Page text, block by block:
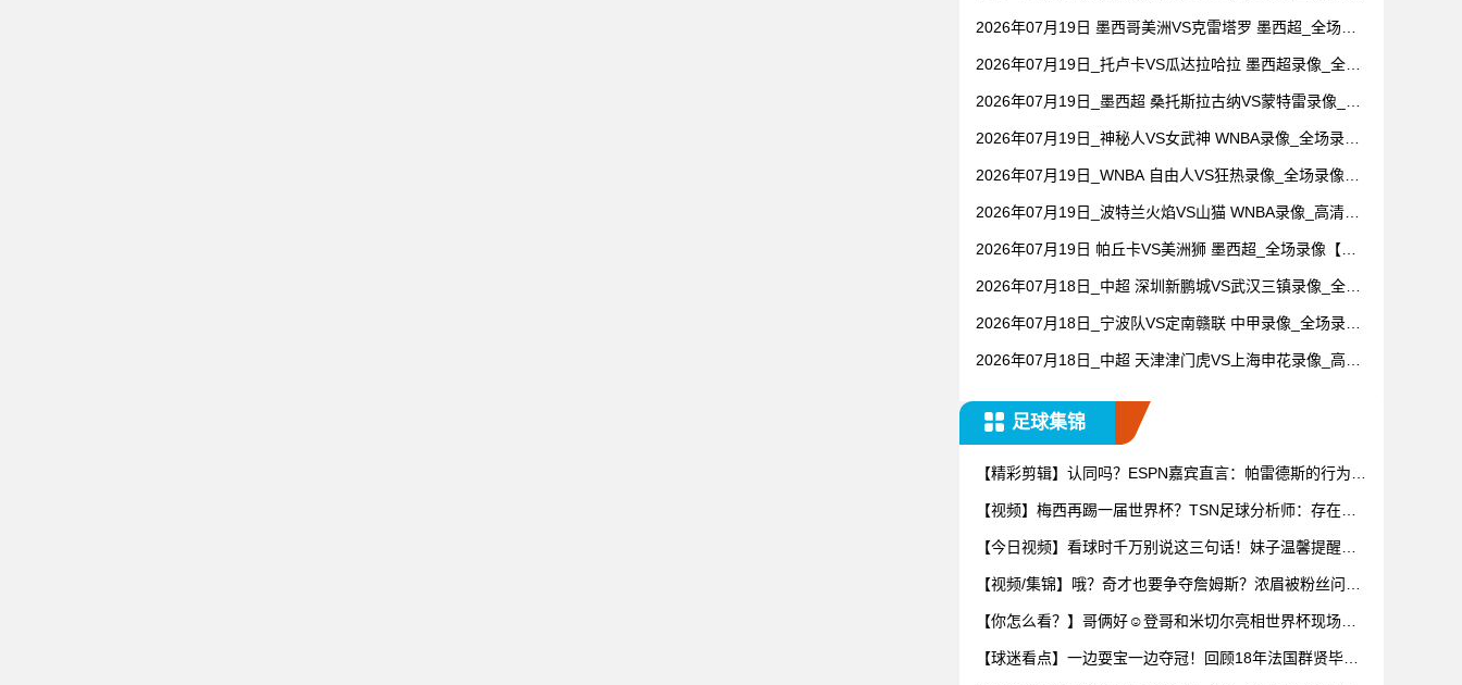
2026年07月19日 墨西哥美洲VS克雷塔罗 墨西超_全场录
2026年07月19日_托卢卡VS瓜达拉哈拉 墨西超录像_全场
2026年07月19日_墨西超 桑托斯拉古纳VS蒙特雷录像_全
2026年07月19日_神秘人VS女武神 WNBA录像_全场录像
2026年07月19日_WNBA 自由人VS狂热录像_全场录像
2026年07月19日_波特兰火焰VS山猫 WNBA录像_高清录
2026年07月19日 帕丘卡VS美洲狮 墨西超_全场录像【全
2026年07月18日_中超 深圳新鹏城VS武汉三镇录像_全场
2026年07月18日_宁波队VS定南赣联 中甲录像_全场录像
2026年07月18日_中超 天津津门虎VS上海申花录像_高清
足球集锦
【精彩剪辑】认同吗？ESPN嘉宾直言：帕雷德斯的行为无
【视频】梅西再踢一届世界杯？TSN足球分析师：存在可
【今日视频】看球时千万别说这三句话！妹子温馨提醒：
【视频/集锦】哦？奇才也要争夺詹姆斯？浓眉被粉丝问及
【你怎么看？】哥俩好☺️登哥和米切尔亮相世界杯现场一
【球迷看点】一边耍宝一边夺冠！回顾18年法国群贤毕至